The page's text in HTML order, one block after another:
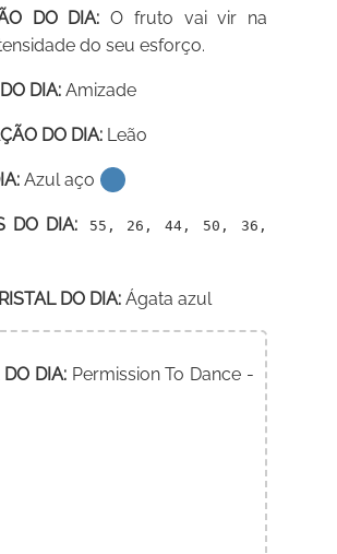
DO DIA: O fruto vai vir na
do seu esforço.
DIA: Amizade
DO DIA: Leão
Azul aço
DO DIA:55, 26, 44, 50, 36,
DO DIA: Ágata azul
DIA:Permission To Dance -